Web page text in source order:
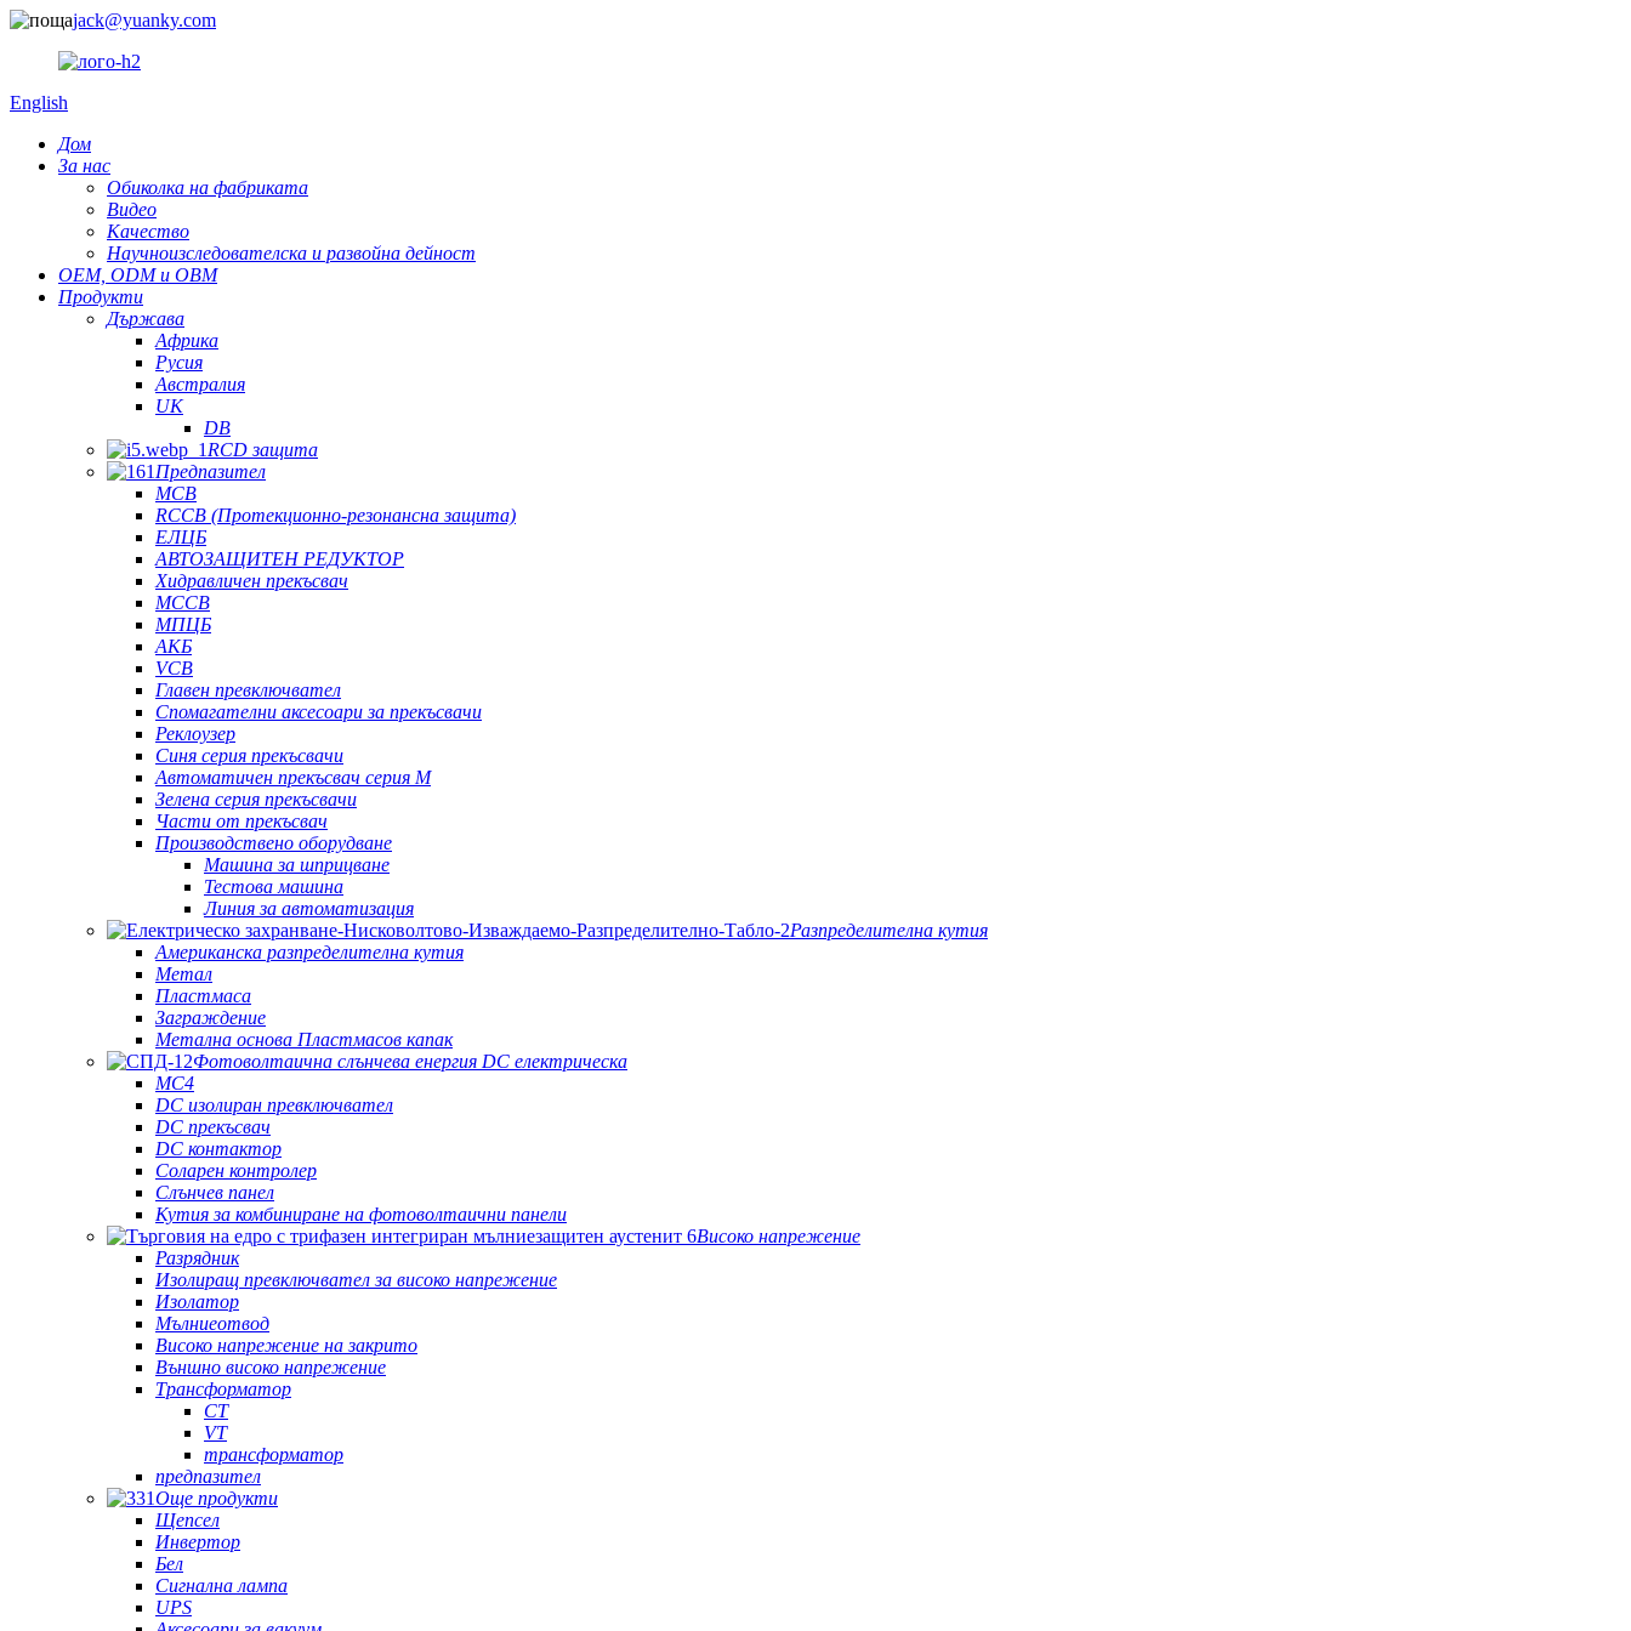
jack@yuanky.com
English
Дом
За нас
Обиколка на фабриката
Видео
Качество
Научноизследователска и развойна дейност
OEM, ODM и OBM
Продукти
Държава
Африка
Русия
Австралия
UK
DB
RCD защита
Предпазител
MCB
RCCB (Протекционно-резонансна защита)
ЕЛЦБ
АВТОЗАЩИТЕН РЕДУКТОР
Хидравличен прекъсвач
MCCB
МПЦБ
АКБ
VCB
Главен превключвател
Спомагателни аксесоари за прекъсвачи
Реклоузер
Синя серия прекъсвачи
Автоматичен прекъсвач серия M
Зелена серия прекъсвачи
Части от прекъсвач
Производствено оборудване
Машина за шприцване
Тестова машина
Линия за автоматизация
Разпределителна кутия
Американска разпределителна кутия
Метал
Пластмаса
Заграждение
Метална основа Пластмасов капак
Фотоволтаична слънчева енергия DC електрическа
MC4
DC изолиран превключвател
DC прекъсвач
DC контактор
Соларен контролер
Слънчев панел
Кутия за комбиниране на фотоволтаични панели
Високо напрежение
Разрядник
Изолиращ превключвател за високо напрежение
Изолатор
Мълниеотвод
Високо напрежение на закрито
Външно високо напрежение
Трансформатор
CT
VT
трансформатор
предпазител
Още продукти
Щепсел
Инвертор
Бел
Сигнална лампа
UPS